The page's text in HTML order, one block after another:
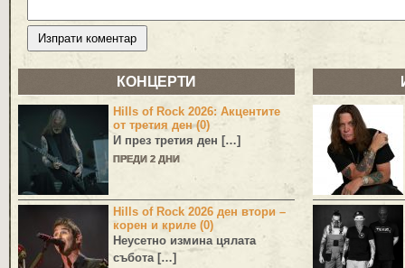
КОНЦЕРТИ
Hills of Rock 2026: Акцентите
от третия ден (0)
И през третия ден […]
ПРЕДИ 2 ДНИ
Hills of Rock 2026 ден втори –
корен и криле (0)
Неусетно измина цялата
събота […]